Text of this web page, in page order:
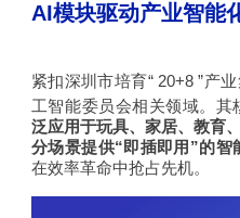
AI模块驱动产业智能
紧扣深圳市培育“ 20+8 ”产
工智能委员会相关领域。其
泛应用于玩具、家居、教育
分场景提供“即插即用”的智
在效率革命中抢占先机。